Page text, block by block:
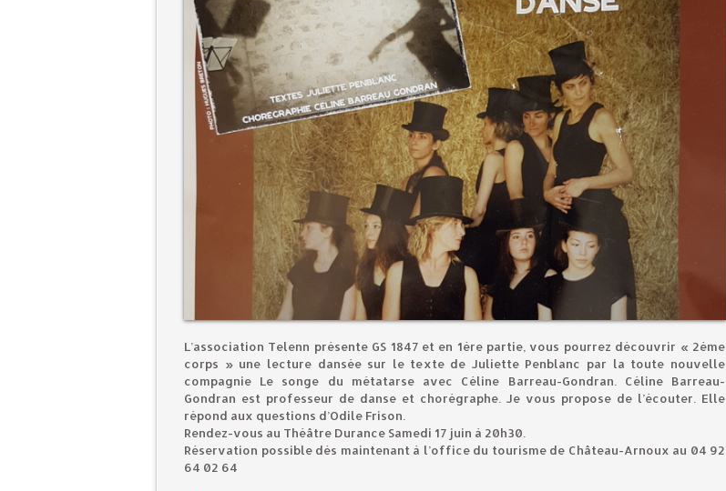
L’association Telenn présente GS 1847 et en 1ère partie, vous pourrez découvrir « 2ème
corps » une lecture dansée sur le texte de Juliette Penblanc par la toute nouvelle
compagnie Le songe du métatarse avec Céline Barreau-Gondran. Céline Barreau-
Gondran est professeur de danse et chorégraphe. Je vous propose de l’écouter. Elle
répond aux questions d’Odile Frison.
Rendez-vous au Théâtre Durance Samedi 17 juin à 20h30.
Réservation possible dès maintenant à l’office du tourisme de Château-Arnoux au 04 92
64 02 64